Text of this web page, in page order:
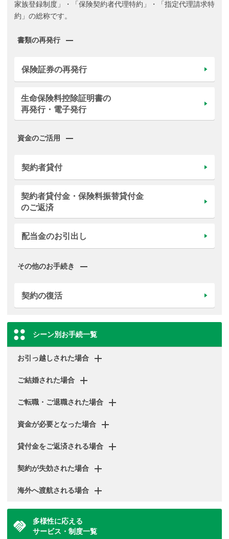
家族登録制度」・「保険契約者代理特約」・「指定代理請求特
約」の総称です。
書類の再発行
保険証券の再発行
生命保険料控除証明書の
再発行・電子発行
資金のご活用
契約者貸付
契約者貸付金・保険料振替貸付金
のご返済
配当金のお引出し
その他のお手続き
契約の復活
シーン別お手続一覧
お引っ越しされた場合
ご結婚された場合
ご転職・ご退職された場合
資金が必要となった場合
貸付金をご返済される場合
契約が失効された場合
海外へ渡航される場合
多様性に応える
サービス・制度一覧